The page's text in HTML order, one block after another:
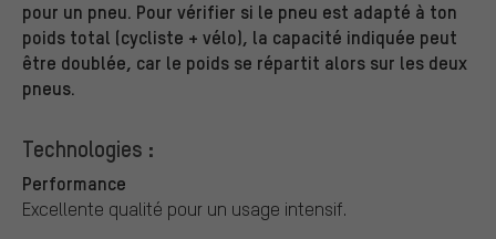
pour un pneu. Pour vérifier si le pneu est adapté à ton
poids total (cycliste + vélo), la capacité indiquée peut
être doublée, car le poids se répartit alors sur les deux
pneus.
Technologies :
Performance
Excellente qualité pour un usage intensif.